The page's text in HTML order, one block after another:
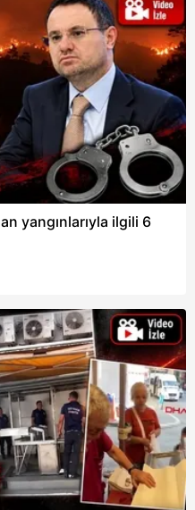
Kanunu uyarınca
okumak ve sitemizde
çerezlerle ilgili bilgi
yangınlarıyla ilgili 6